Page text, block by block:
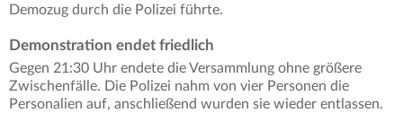
Demozug durch die Polizei führte.
Demonstration endet friedlich
Gegen 21:30 Uhr endete die Versammlung ohne größere
Zwischenfälle. Die Polizei nahm von vier Personen die
Personalien auf, anschließend wurden sie wieder entlassen.